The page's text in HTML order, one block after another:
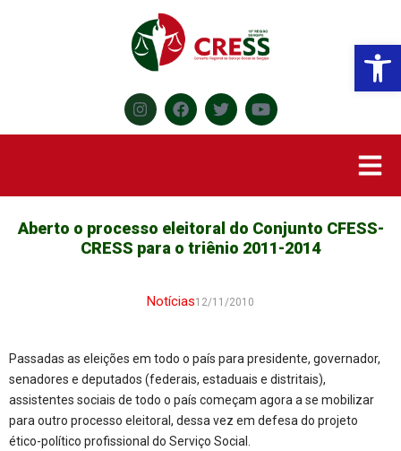
Aberto o processo eleitoral do Conjunto CFESS-
CRESS para o triênio 2011-2014
Notícias12/11/2010
Passadas as eleições em todo o país para presidente, governador,
senadores e deputados (federais, estaduais e distritais),
assistentes sociais de todo o país começam agora a se mobilizar
para outro processo eleitoral, dessa vez em defesa do projeto
ético-político profissional do Serviço Social.